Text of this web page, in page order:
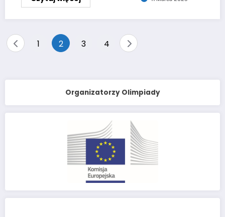
Stronicowanie
1 2 3 4
Organizatorzy Olimpiady